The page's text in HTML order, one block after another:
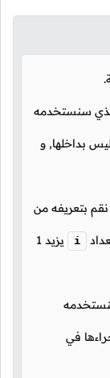
سنستخدمه
بداخلها, و
بتعريفه من
i يزيد 1
في